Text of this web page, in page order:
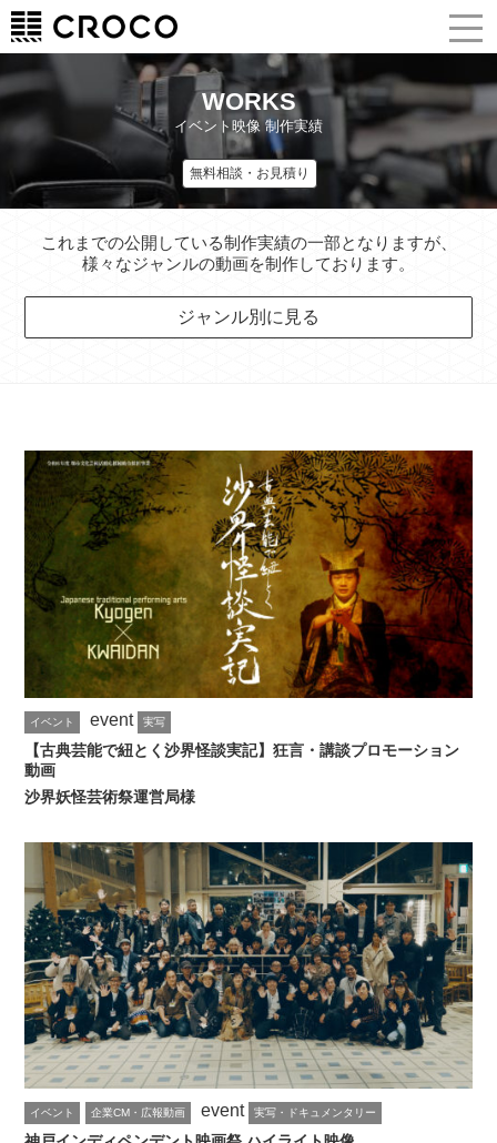
WORKS
イベント映像 制作実績
無料相談・お見積り
これまでの公開している制作実績の一部となりますが、
様々なジャンルの動画を制作しております。
ジャンル別に見る
イベント event 実写
【古典芸能で紐とく沙界怪談実記】狂言・講談プロモーション
動画
沙界妖怪芸術祭運営局様
イベント 企業CM・広報動画 event 実写・ドキュメンタリー